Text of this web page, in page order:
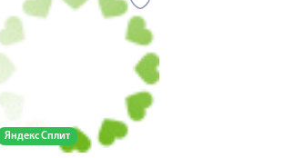
Яндекс Сплит